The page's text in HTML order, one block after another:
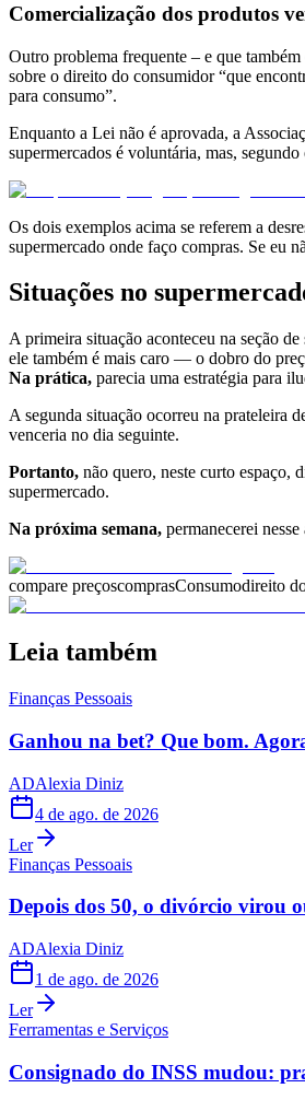
Comercialização dos produtos
Outro problema frequente – e que
sobre o direito do consumidor “que
para consumo”.
Enquanto a Lei não é aprovada, a
supermercados é voluntária, mas,
Os dois exemplos acima se referem a
supermercado onde faço compras. Se eu
Situações no
A primeira situação aconteceu na seção
ele também é mais caro — o dobro do
Na prática, parecia uma estratégia para
A segunda situação ocorreu na prateleira
venceria no dia seguinte.
Portanto, não quero, neste curto espaço,
supermercado.
Na próxima semana, permanecerei
compare preçoscomprasConsumodireito
Leia também
Finanças Pessoais
Ganhou na bet? Que bom.
ADAlexia Diniz
4 de ago. de 2026
Ler
Finanças Pessoais
Depois dos 50, o divórcio virou
ADAlexia Diniz
1 de ago. de 2026
Ler
Ferramentas e Serviços
Consignado do INSS mudou: